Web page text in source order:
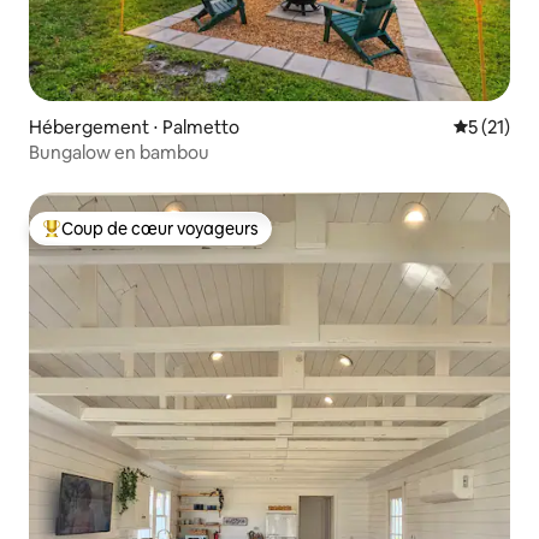
Hébergement ⋅ Palmetto
5 (21)
Bungalow en bambou
Coups de cœur voyageurs les plus appréciés
Coup de cœur voyageurs